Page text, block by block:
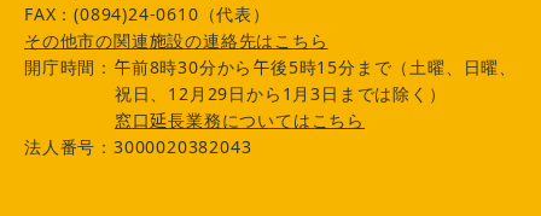
FAX：(0894)24-0610（代表）
その他市の関連施設の連絡先はこちら
開庁時間：午前8時30分から午後5時15分まで（土曜、日曜、
祝日、12月29日から1月3日までは除く）
窓口延長業務についてはこちら
法人番号：3000020382043